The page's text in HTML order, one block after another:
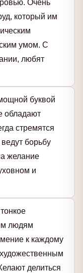
Очень
который им
умом. С
любят
буквой
обладают
стремятся
борьбу
желание
и
людям
к каждому
делиться